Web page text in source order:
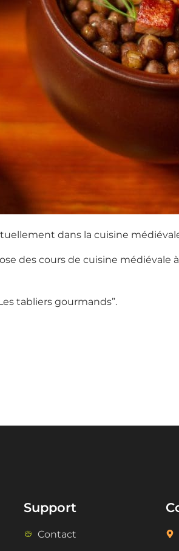
dans la cuisine
des cours de cuisine médiévale
tabliers gourmands”.
Support
Contact